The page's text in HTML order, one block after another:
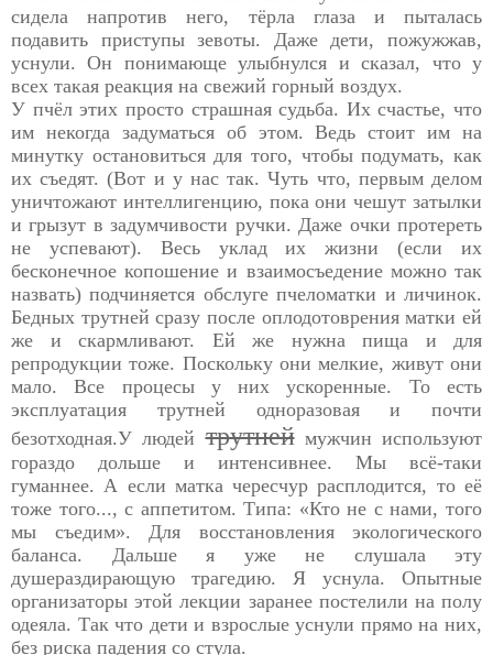
сидела напротив него, тёрла глаза и пыталась
подавить приступы зевоты. Даже дети, пожужжав,
уснули. Он понимающе улыбнулся и сказал, что у
всех такая реакция на свежий горный воздух.
У пчёл этих просто страшная судьба. Их счастье, что
им некогда задуматься об этом. Ведь стоит им на
минутку остановиться для того, чтобы подумать, как
их съедят. (Вот и у нас так. Чуть что, первым делом
уничтожают интеллигенцию, пока они чешут затылки
и грызут в задумчивости ручки. Даже очки протереть
не успевают). Весь уклад их жизни (если их
бесконечное копошение и взаимосъедение можно так
назвать) подчиняется обслуге пчеломатки и личинок.
Бедных трутней сразу после оплодотоврения матки ей
же и скармливают. Ей же нужна пища и для
репродукции тоже. Поскольку они мелкие, живут они
мало. Все процесы у них ускоренные. То есть
эксплуатация трутней одноразовая и почти
безотходная.У людейтрутнеймужчин используют
гораздо дольше и интенсивнее. Мы всё-таки
гуманнее. А если матка чересчур расплодится, то её
тоже того..., с аппетитом. Типа: «Кто не с нами, того
мы съедим». Для восстановления экологического
баланса. Дальше я уже не слушала эту
душераздирающую трагедию. Я уснула. Опытные
организаторы этой лекции заранее постелили на полу
одеяла. Так что дети и взрослые уснули прямо на них,
без риска падения со стула.